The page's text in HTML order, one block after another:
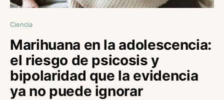
Ciencia
Marihuana en la adolescencia:
el riesgo de psicosis y
bipolaridad que la evidencia
ya no puede ignorar